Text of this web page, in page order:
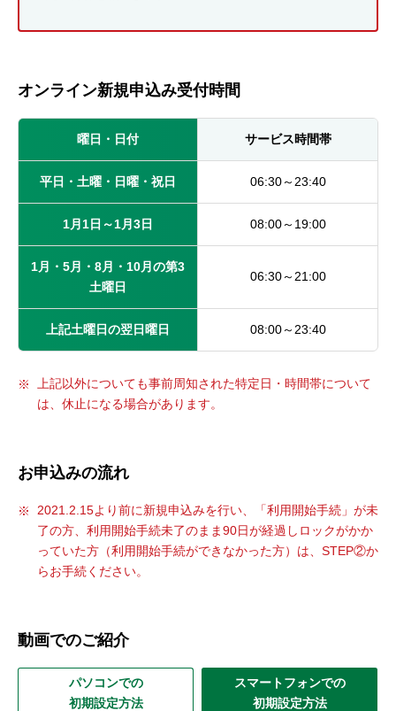
オンライン新規申込み受付時間
曜日・日付 サービス時間帯
平日・土曜・日曜・祝日 06:30～23:40
1月1日～1月3日 08:00～19:00
1月・5月・8月・10月の第3
土曜日
06:30～21:00
上記土曜日の翌日曜日 08:00～23:40
上記以外についても事前周知された特定日・時間帯について
は、休止になる場合があります。
お申込みの流れ
2021.2.15より前に新規申込みを行い、「利用開始手続」が未
了の方、利用開始手続未了のまま90日が経過しロックがかか
っていた方（利用開始手続ができなかった方）は、STEP②か
らお手続ください。
動画でのご紹介
パソコンでの
初期設定方法
スマートフォンでの
初期設定方法